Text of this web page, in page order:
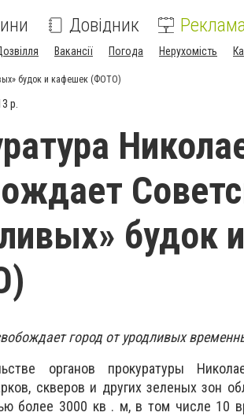
Довідник
Вакансії Погода Нерухомість
будок и кафешек (ФОТО)
р.
будок
город от уродливых
органов прокуратуры
скверов и других зеленых зон
более 3000 кв . м, в том числе 10